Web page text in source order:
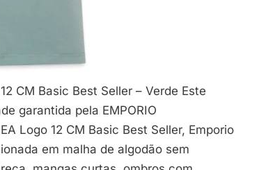
CM Basic Best Seller – Verde Este
garantida pela EMPORIO
Logo 12 CM Basic Best Seller, Emporio
em malha de algodão sem